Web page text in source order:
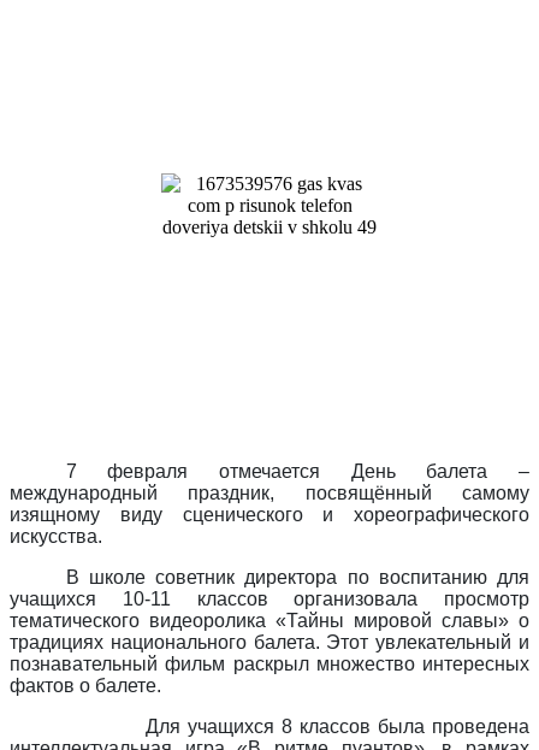
7 февраля отмечается День балета –
международный праздник, посвящённый самому
изящному виду сценического и хореографического
искусства.
В школе советник директора по воспитанию для
учащихся 10-11 классов организовала просмотр
тематического видеоролика «Тайны мировой славы» о
традициях национального балета. Этот увлекательный и
познавательный фильм раскрыл множество интересных
фактов о балете.
Для учащихся 8 классов была проведена